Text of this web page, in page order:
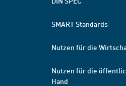
SMART Standards
Nutzen für die
Nutzen für die
Hand